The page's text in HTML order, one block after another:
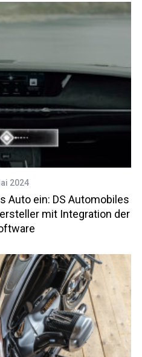
2024
Auto ein: DS Automobiles
mit Integration der